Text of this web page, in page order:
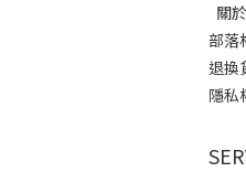
關
部落
退換
隱私